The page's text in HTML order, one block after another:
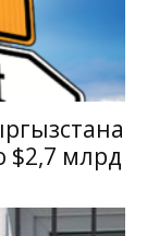
$2,7 млрд